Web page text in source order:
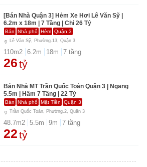
[Bán Nhà Quận 3] Hẻm Xe Hơi Lê Văn Sỹ |
6.2m x 18m | 7 Tầng | Chỉ 26 Tỷ
Bán Nhà phố Hẻm Quận 3
Lê Văn Sỹ, Phường.13, Quận 3
110m2 6.2m 18m 7 tầng
26tỷ
Bán Nhà MT Trần Quốc Toản Quận 3 | Ngang
5.5m | Hầm 7 Tầng | 22 Tỷ
Bán Nhà phố Mặt Tiền Quận 3
Trần Quốc Toản, Phường.2, Quận 3
48.7m2 5.5m 9m 7 tầng
22tỷ